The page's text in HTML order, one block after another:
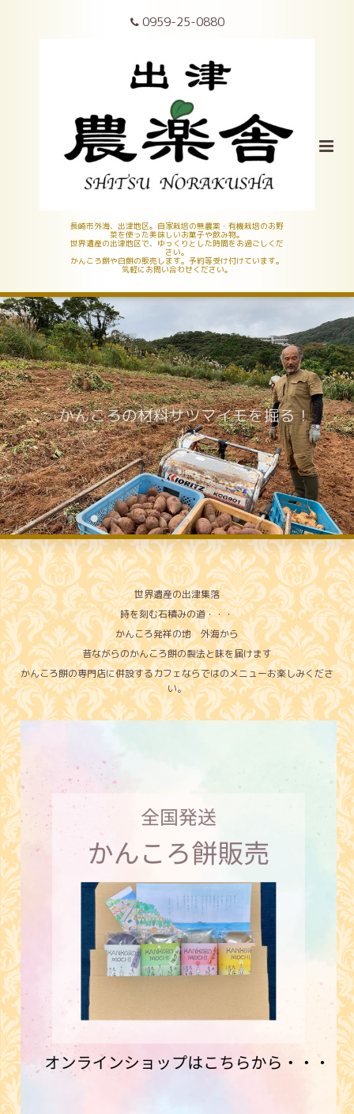
0959-25-0880
長崎市外海、出津地区。自家栽培の無農薬・有機栽培のお野
菜を使った美味しいお菓子や飲み物。
世界遺産の出津地区で、ゆっくりとした時間をお過ごしくだ
さい。
かんころ餅や白餅の販売します。予約等受け付けています。
気軽にお問い合わせください。
かんころの材料サツマイモを掘る！
世界遺産の出津集落
時を刻む石積みの道・・・
かんころ発祥の地 外海から
昔ながらのかんころ餅の製法と味を届けます
かんころ餅の専門店に併設するカフェならではのメニューお楽しみくださ
い。